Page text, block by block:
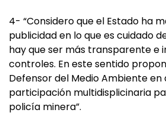
4- “Considero que el Estado ha
publicidad en lo que es cuidado
hay que ser más transparente e
controles. En este sentido
Defensor del Medio Ambiente en
participación multidisplicinaria
policía minera”.